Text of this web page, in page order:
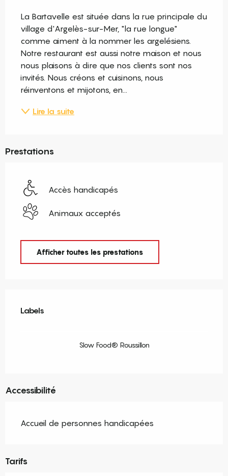
La Bartavelle est située dans la rue principale du
village d'Argelès-sur-Mer, "la rue longue"
comme aiment à la nommer les argelésiens.
Notre restaurant est aussi notre maison et nous
nous plaisons à dire que nos clients sont nos
invités. Nous créons et cuisinons, nous
réinventons et mijotons, en...
Lire la suite
Prestations
Accès handicapés
Animaux acceptés
Afficher toutes les prestations
Labels
Labels
Slow Food® Roussillon
Accessibilité
Accueil de personnes handicapées
Tarifs